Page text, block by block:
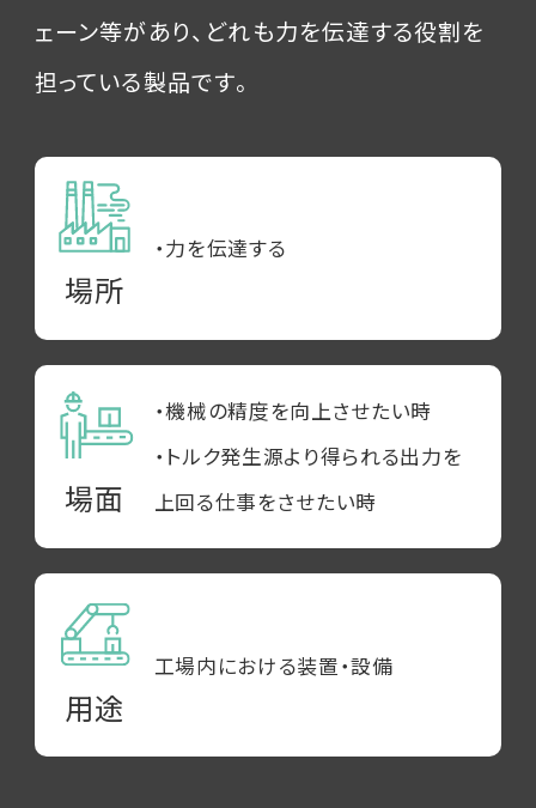
ェーン等があり、どれも力を伝達する役割を
担っている製品です。
場所
・力を伝達する
場面
・機械の精度を向上させたい時
・トルク発生源より得られる出力を
上回る仕事をさせたい時
用途
工場内における装置・設備